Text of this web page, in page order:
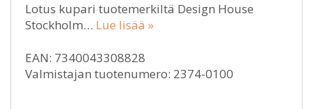
Lotus kupari tuotemerkiltä Design House
Stockholm… Lue lisää »
EAN: 7340043308828
Valmistajan tuotenumero: 2374-0100